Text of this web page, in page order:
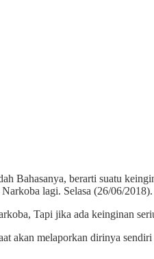
berarti suatu
lagi. Selasa (26/06/2018).
Tapi jika ada keinginan
akan melaporkan dirinya